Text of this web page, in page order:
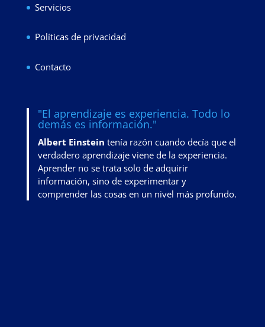
Servicios
Políticas de privacidad
Contacto
"El aprendizaje es experiencia. Todo lo
demás es información."
Albert Einstein tenía razón cuando decía que el
verdadero aprendizaje viene de la experiencia.
Aprender no se trata solo de adquirir
información, sino de experimentar y
comprender las cosas en un nivel más profundo.